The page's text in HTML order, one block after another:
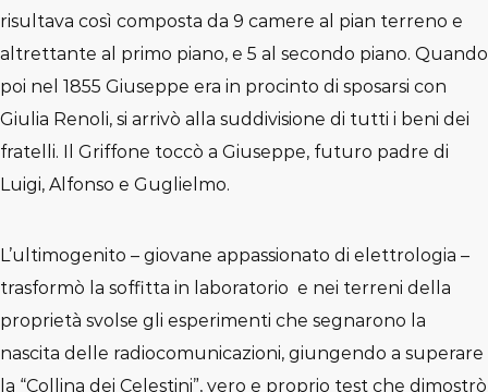
risultava così composta da 9 camere al pian terreno e
altrettante al primo piano, e 5 al secondo piano. Quando
poi nel 1855 Giuseppe era in procinto di sposarsi con
Giulia Renoli, si arrivò alla suddivisione di tutti i beni dei
fratelli. Il Griffone toccò a Giuseppe, futuro padre di
Luigi, Alfonso e Guglielmo.
L’ultimogenito – giovane appassionato di elettrologia –
trasformò la soffitta in laboratorio e nei terreni della
proprietà svolse gli esperimenti che segnarono la
nascita delle radiocomunicazioni, giungendo a superare
la “Collina dei Celestini”, vero e proprio test che dimostrò